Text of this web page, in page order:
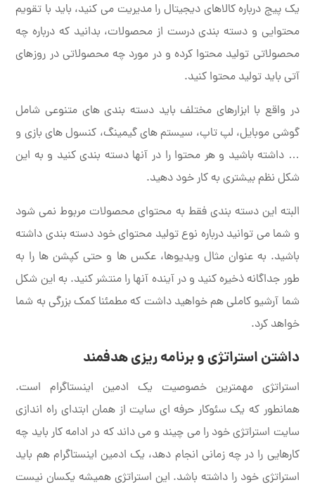
یک پیج درباره کالاهای دیجیتال را مدیریت می کنید، باید با تقویم
محتوایی و دسته بندی درست از محصولات، بدانید که درباره چه
محصولاتی تولید محتوا کرده و در مورد چه محصولاتی در روزهای
آتی باید تولید محتوا کنید.
در واقع با ابزارهای مختلف باید دسته بندی های متنوعی شامل
گوشی موبایل، لپ تاپ، سیستم های گیمینگ، کنسول های بازی و
… داشته باشید و هر محتوا را در آنها دسته بندی کنید و به این
شکل نظم بیشتری به کار خود دهید.
البته این دسته بندی فقط به محتوای محصولات مربوط نمی شود
و شما می توانید درباره نوع تولید محتوای خود دسته بندی داشته
باشید. به عنوان مثال ویدیوها، عکس ها و حتی کپشن ها را به
طور جداگانه ذخیره کنید و در آینده آنها را منتشر کنید. به این شکل
شما آرشیو کاملی هم خواهید داشت که مطمئنا کمک بزرگی به شما
خواهد کرد.
داشتن استراتژی و برنامه ریزی هدفمند
استراتژی مهمترین خصوصیت یک ادمین اینستاگرام است.
همانطور که یک سئوکار حرفه ای سایت از همان ابتدای راه اندازی
سایت استراتژی خود را می چیند و می داند که در ادامه کار باید چه
کارهایی را در چه زمانی انجام دهد، یک ادمین اینستاگرام هم باید
استراتژی خود را داشته باشد. این استراتژی همیشه یکسان نیست